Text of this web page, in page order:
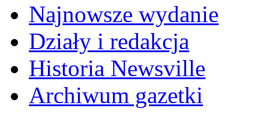
Najnowsze wydanie
Działy i redakcja
Historia Newsville
Archiwum gazetki